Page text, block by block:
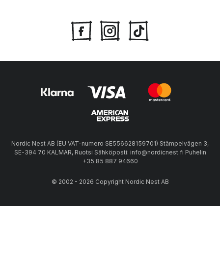
Nordic Nest AB (EU VAT-numero SE556628159701) Stämpelvägen 3,
SE-394 70 KALMAR, Ruotsi Sähköposti: info@nordicnest.fi Puhelin
+35 85 887 94660
© 2002 - 2026 Copyright Nordic Nest AB